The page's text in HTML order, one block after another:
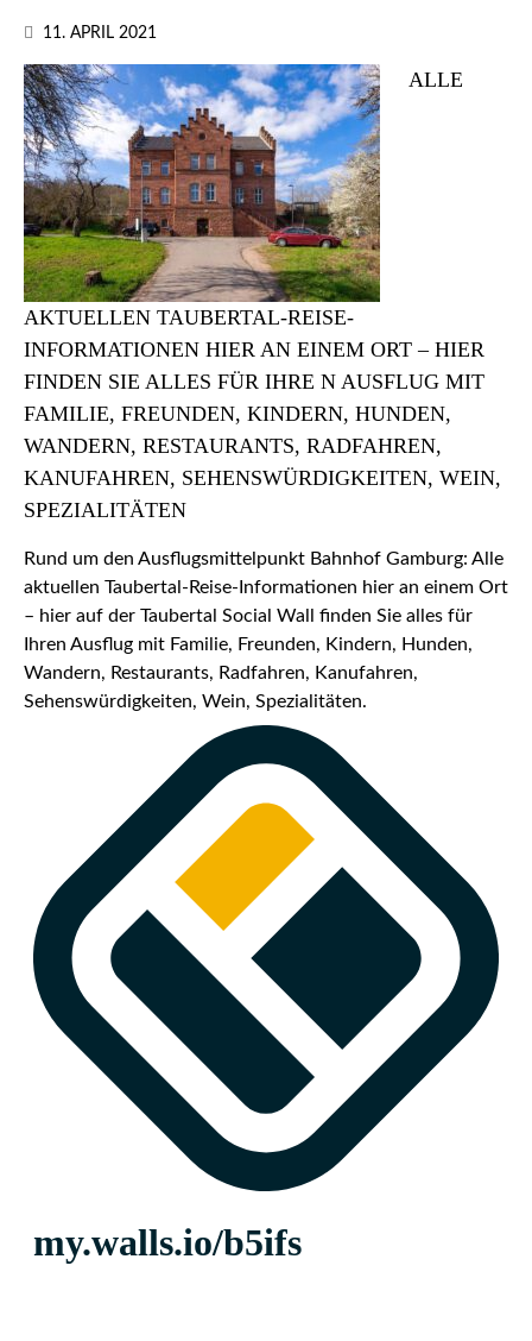
11. APRIL 2021
ALLE
AKTUELLEN TAUBERTAL-REISE-
INFORMATIONEN HIER AN EINEM ORT – HIER
FINDEN SIE ALLES FÜR IHRE N AUSFLUG MIT
FAMILIE, FREUNDEN, KINDERN, HUNDEN,
WANDERN, RESTAURANTS, RADFAHREN,
KANUFAHREN, SEHENSWÜRDIGKEITEN, WEIN,
SPEZIALITÄTEN
Rund um den Ausflugsmittelpunkt Bahnhof Gamburg: Alle
aktuellen Taubertal-Reise-Informationen hier an einem Ort
– hier auf der Taubertal Social Wall finden Sie alles für
Ihren Ausflug mit Familie, Freunden, Kindern, Hunden,
Wandern, Restaurants, Radfahren, Kanufahren,
Sehenswürdigkeiten, Wein, Spezialitäten.